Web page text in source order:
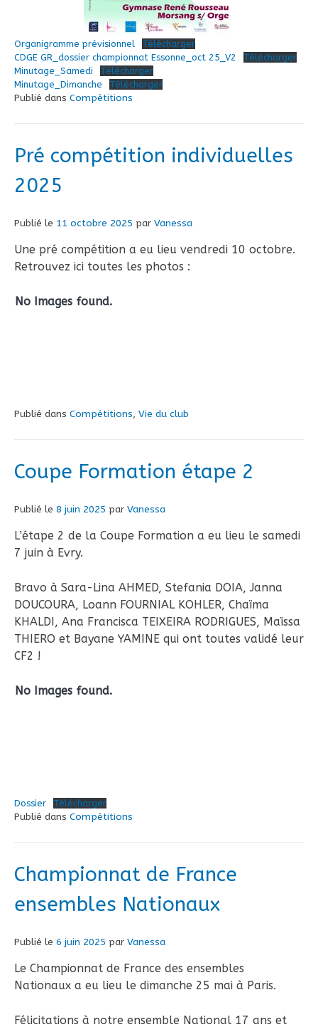
Organigramme prévisionnel
Télécharger
CDGE GR_dossier championnat Essonne_oct 25_V2
Télécharger
Minutage_Samedi
Télécharger
Minutage_Dimanche
Télécharger
Publié dans Compétitions
Pré compétition individuelles
2025
Publié le 11 octobre 2025 par Vanessa
Une pré compétition a eu lieu vendredi 10 octobre.
Retrouvez ici toutes les photos :
No Images found.
Publié dans Compétitions, Vie du club
Coupe Formation étape 2
Publié le 8 juin 2025 par Vanessa
L’étape 2 de la Coupe Formation a eu lieu le samedi
7 juin à Evry.
Bravo à Sara-Lina AHMED, Stefania DOIA, Janna
DOUCOURA, Loann FOURNIAL KOHLER, Chaïma
KHALDI, Ana Francisca TEIXEIRA RODRIGUES, Maïssa
THIERO et Bayane YAMINE qui ont toutes validé leur
CF2 !
No Images found.
Dossier Télécharger
Publié dans Compétitions
Championnat de France
ensembles Nationaux
Publié le 6 juin 2025 par Vanessa
Le Championnat de France des ensembles
Nationaux a eu lieu le dimanche 25 mai à Paris.
Félicitations à notre ensemble National 17 ans et